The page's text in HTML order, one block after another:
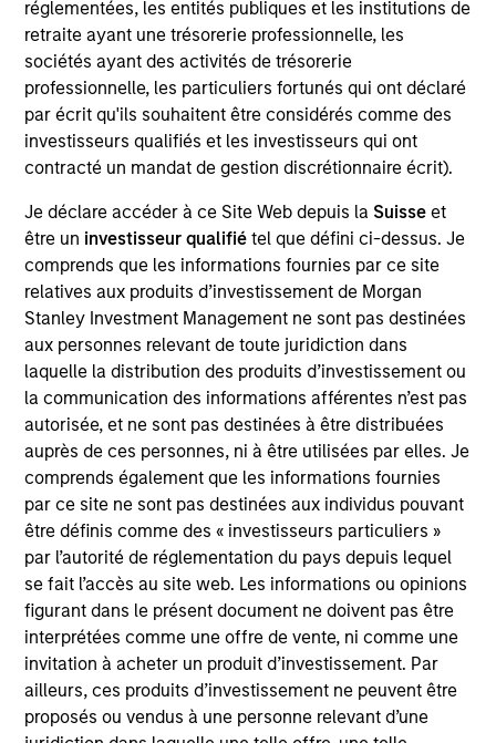
réglementées, les entités publiques et les institutions de
retraite ayant une trésorerie professionnelle, les
sociétés ayant des activités de trésorerie
professionnelle, les particuliers fortunés qui ont déclaré
par écrit qu'ils souhaitent être considérés comme des
investisseurs qualifiés et les investisseurs qui ont
contracté un mandat de gestion discrétionnaire écrit).
Je déclare accéder à ce Site Web depuis la Suisse et
être un investisseur qualifiétel que défini ci-dessus. Je
comprends que les informations fournies par ce site
relatives aux produits d’investissement de Morgan
Stanley Investment Management ne sont pas destinées
aux personnes relevant de toute juridiction dans
laquelle la distribution des produits d’investissement ou
la communication des informations afférentes n’est pas
autorisée, et ne sont pas destinées à être distribuées
auprès de ces personnes, ni à être utilisées par elles. Je
comprends également que les informations fournies
par ce site ne sont pas destinées aux individus pouvant
être définis comme des « investisseurs particuliers »
par l’autorité de réglementation du pays depuis lequel
se fait l’accès au site web. Les informations ou opinions
figurant dans le présent document ne doivent pas être
interprétées comme une offre de vente, ni comme une
invitation à acheter un produit d’investissement. Par
ailleurs, ces produits d’investissement ne peuvent être
proposés ou vendus à une personne relevant d’une
Christie Park is a Managing Director of Morgan
Stanley and Chief Operating Officer for Global Real
Assets. In this role she oversees strategic
initiatives, new product development and
fundraising activities, and also works with
corporate human resources to manage Real Assets’
global teams. Prior to her current role, she was
Global COO of MSREI. Christie joined Morgan
Stanley in 2005 and has over 24 years of
experience in a wide range of acquisitions,
restructurings, capital raising, mergers &
acquisitions and strategic advisory roles. Christie
received an M.B.A. with honors from the Wharton
School at the University of Pennsylvania, and
graduated summa cum laude with a B.S. in
Economics from the Wharton School and a B.A. in
Economics from the College of Arts & Sciences at
the University of Pennsylvania.
Team Insights